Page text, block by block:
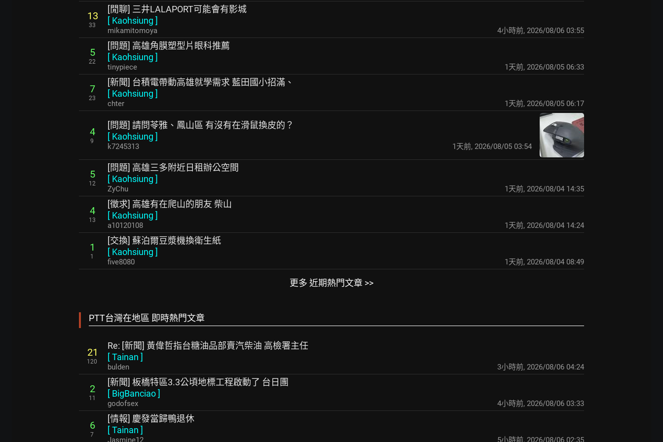
13
33
[閒聊] 三井LALAPORT可能會有影城
[ Kaohsiung ]
mikamitomoya 4小時前, 2026/08/06 03:55
5
22
[問題] 高雄角膜塑型片眼科推薦
[ Kaohsiung ]
tinypiece 1天前, 2026/08/05 06:33
7
23
[新聞] 台積電帶動高雄就學需求 藍田國小招滿、
[ Kaohsiung ]
chter 1天前, 2026/08/05 06:17
4
9
[問題] 請問苓雅、鳳山區 有沒有在滑鼠換皮的？
[ Kaohsiung ]
k7245313 1天前, 2026/08/05 03:54
5
12
[問題] 高雄三多附近日租辦公空間
[ Kaohsiung ]
ZyChu 1天前, 2026/08/04 14:35
4
13
[徵求] 高雄有在爬山的朋友 柴山
[ Kaohsiung ]
a10120108 1天前, 2026/08/04 14:24
1
1
[交換] 蘇泊爾豆漿機換衛生紙
[ Kaohsiung ]
five8080 1天前, 2026/08/04 08:49
更多 近期熱門文章 >>
PTT台灣在地區 即時熱門文章
21
120
Re: [新聞] 黃偉哲指台糖油品部賣汽柴油 高檢署主任
[Tainan ]
bulden 3小時前, 2026/08/06 04:24
2
11
[新聞] 板橋特區3.3公頃地標工程啟動了 台日團
[ BigBanciao]
godofsex 4小時前, 2026/08/06 03:33
6
7
[情報] 慶發當歸鴨退休
[Tainan ]
Jasmine12 5小時前, 2026/08/06 02:35